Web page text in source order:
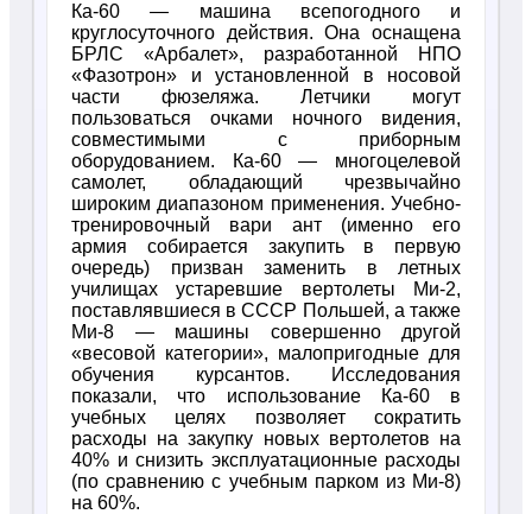
Ка-60 — машина всепогодного и
круглосуточного действия. Она оснащена
БРЛС «Арбалет», разработанной НПО
«Фазотрон» и установленной в носовой
части фюзеляжа. Летчики могут
пользоваться очками ночного видения,
совместимыми с приборным
оборудованием. Ка-60 — многоцелевой
самолет, обладающий чрезвычайно
широким диапазоном применения. Учебно-
тренировочный вари ант (именно его
армия собирается закупить в первую
очередь) призван заменить в летных
училищах устаревшие вертолеты Ми-2,
поставлявшиеся в СССР Польшей, а также
Ми-8 — машины совершенно другой
«весовой категории», малопригодные для
обучения курсантов. Исследования
показали, что использование Ка-60 в
учебных целях позволяет сократить
расходы на закупку новых вертолетов на
40% и снизить эксплуатационные расходы
(по сравнению с учебным парком из Ми-8)
на 60%.